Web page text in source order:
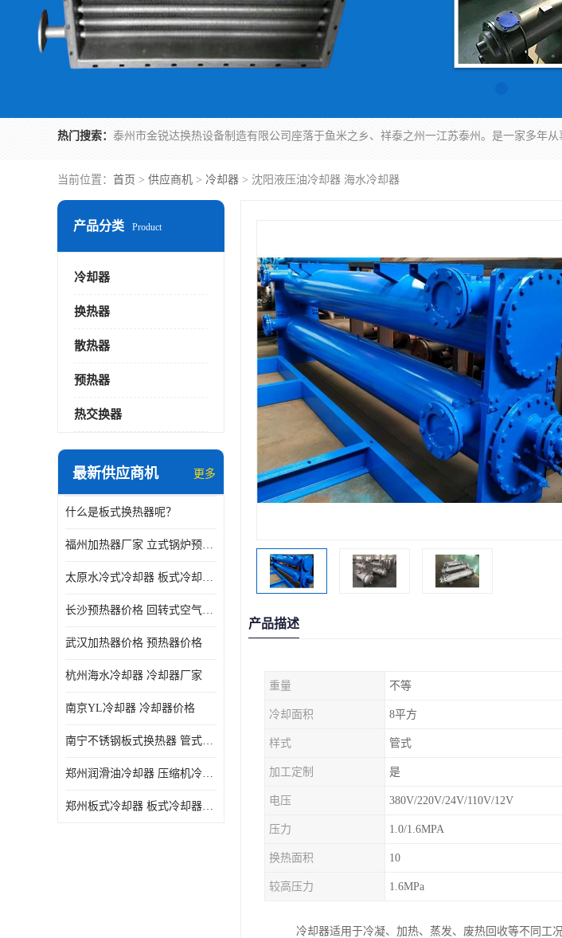
热门搜索：
当前位置： 首页 > 供应商机 > 冷却器 > 沈阳液压油冷却器 海水冷却器
产品分类 Product
冷却器
换热器
散热器
预热器
热交换器
最新供应商机 更多
什么是板式换热器呢？
福州加热器厂家 立式锅炉预热器
太原水冷式冷却器 板式冷却器厂家
长沙预热器价格 回转式空气预热器
武汉加热器价格 预热器价格
杭州海水冷却器 冷却器厂家
南京YL冷却器 冷却器价格
南宁不锈钢板式换热器 管式空气预热加工定制
郑州润滑油冷却器 压缩机冷却器
郑州板式冷却器 板式冷却器厂家
产品描述
重量 不等
冷却面积 8平方
样式 管式
加工定制 是
电压 380V/220V/24V/110V/12V
压力 1.0/1.6MPA
换热面积 10
较高压力 1.6MPa
冷却器适用于冷凝、加热、蒸发、废热回收等不同工